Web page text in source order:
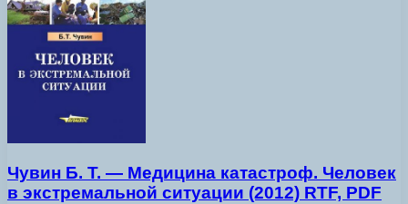
Чувин Б. Т. — Медицина катастроф. Человек
в экстремальной ситуации (2012) RTF, PDF